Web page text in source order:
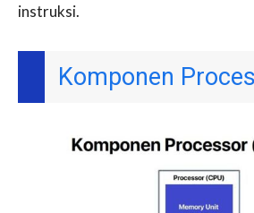
instruksi.
Komponen